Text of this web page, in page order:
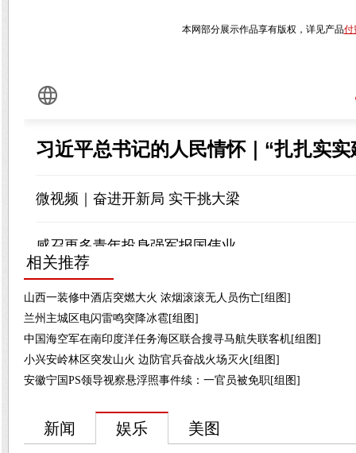
本网部分展示作品享有版权，详见产品付
相关推荐
山西一装修中酒店突燃大火 浓烟滚滚无人员伤亡[组图]
兰州主城区电闪雷鸣突降冰雹[组图]
中国海空军在南印度洋任务海区联合搜寻马航失联客机[组图]
小兴安岭林区突发山火 边防官兵奋战火场灭火[组图]
安徽宁国PS领导视察悬浮照事件续：一官员被免职[组图]